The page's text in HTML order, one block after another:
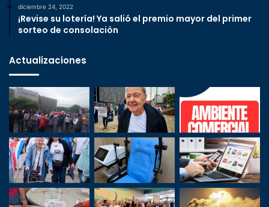
diciembre 24, 2022
¡Revise su lotería! Ya salió el premio mayor del primer
sorteo de consolación
Actualizaciones